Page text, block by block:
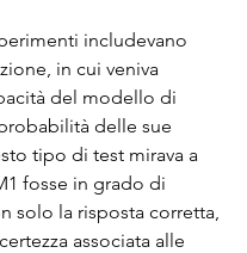
includevano
in cui veniva
del modello di
delle sue
tipo di test mirava a
fosse in grado di
solo la risposta corretta,
associata alle